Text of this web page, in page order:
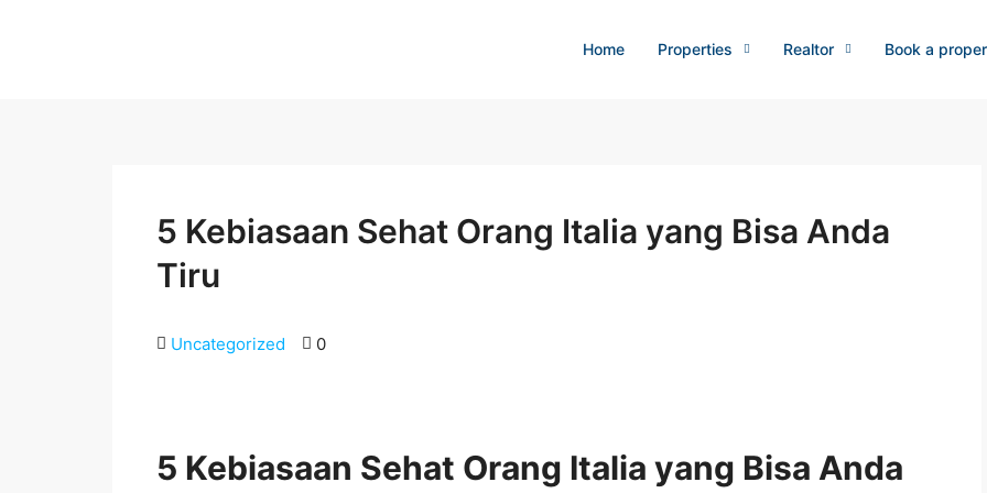
Home Properties Realtor Book a
5 Kebiasaan Sehat Orang Italia yang Bisa Anda
Tiru
Uncategorized 0
5 Kebiasaan Sehat Orang Italia yang Bisa Anda